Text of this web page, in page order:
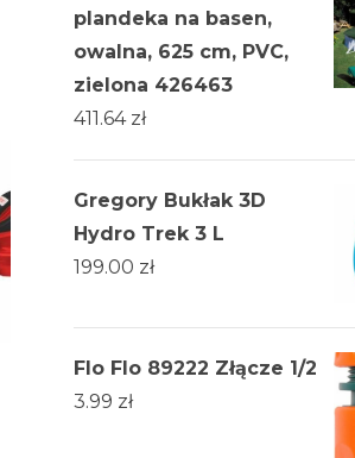
plandeka na basen,
owalna, 625 cm, PVC,
zielona 426463
411.64 zł
Gregory Bukłak 3D
Hydro Trek 3 L
199.00 zł
Flo Flo 89222 Złącze 1/2
3.99 zł